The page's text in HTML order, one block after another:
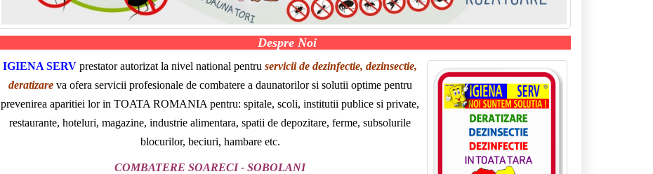
Despre Noi
IGIENA SERV prestator autorizat la nivel national pentru servicii de dezinfectie, dezinsectie,
deratizare va ofera servicii profesionale de combatere a daunatorilor si solutii optime pentru
prevenirea aparitiei lor in TOATA ROMANIA pentru: spitale, scoli, institutii publice si private,
restaurante, hoteluri, magazine, industrie alimentara, spatii de depozitare, ferme, subsolurile
blocurilor, beciuri, hambare etc.
COMBATERE SOARECI - SOBOLANI